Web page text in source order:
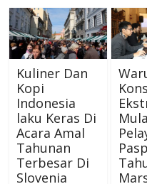
Kuliner Dan
Kopi
Indonesia
laku Keras Di
Acara Amal
Tahunan
Terbesar Di
Slovenia